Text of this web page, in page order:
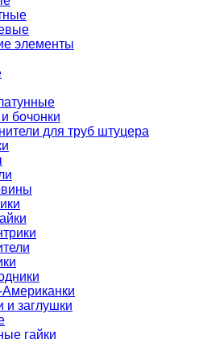
элементы
бочонки
для труб штуцера
и заглушки
гайки